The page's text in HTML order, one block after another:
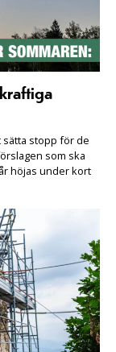
stopp för de
som ska
höjas under kort